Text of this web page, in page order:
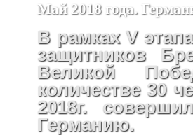
Май 2018 года.
В рамках V
защитников
Великой
количестве 30
2018г.
Германию.